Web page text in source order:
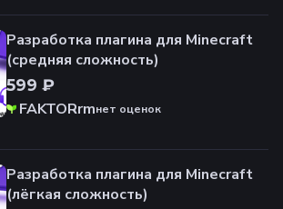
Разработка плагина для Minecraft
(средняя сложность)
599 ₽
FAKTORrmнет оценок
Разработка плагина для Minecraft
(лёгкая сложность)